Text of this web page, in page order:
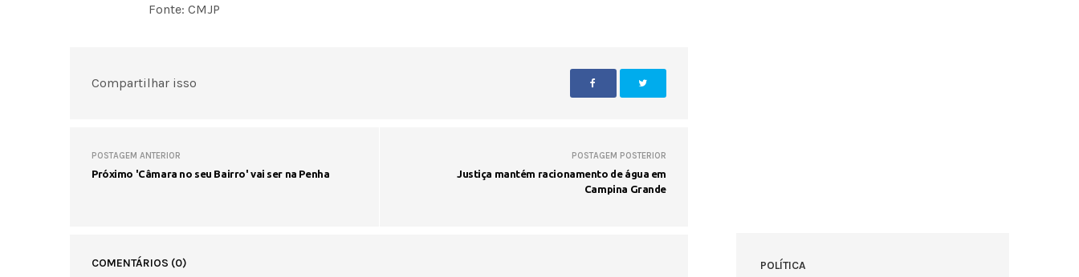
Fonte: CMJP
Compartilhar isso
POSTAGEM ANTERIOR
Próximo 'Câmara no seu Bairro' vai ser na Penha
POSTAGEM POSTERIOR
Justiça mantém racionamento de água em
Campina Grande
COMENTÁRIOS (0) POLÍTICA